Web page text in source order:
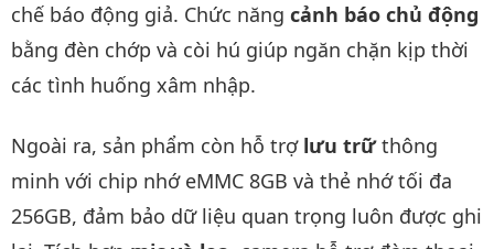
chế báo động giả. Chức năng cảnh báo chủ động
bằng đèn chớp và còi hú giúp ngăn chặn kịp thời
các tình huống xâm nhập.
Ngoài ra, sản phẩm còn hỗ trợ lưu trữthông
minh với chip nhớ eMMC 8GB và thẻ nhớ tối đa
256GB, đảm bảo dữ liệu quan trọng luôn được ghi